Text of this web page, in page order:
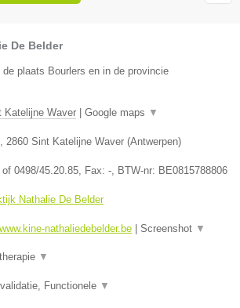
De Belder
plaats Bourlers en in de provincie
Katelijne Waver | Google maps ▼
2860 Sint Katelijne Waver (Antwerpen)
0498/45.20.85 , Fax: - , BTW-nr: BE0815788806
Nathalie De Belder
nathaliedebelder.be | Screenshot ▼
▼
Functionele ▼